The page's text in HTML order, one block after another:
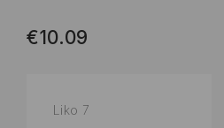
€10.09
Liko 7